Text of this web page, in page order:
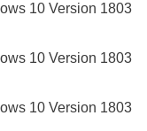
10 Version 1803
10 Version 1803
10 Version 1803